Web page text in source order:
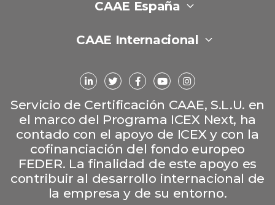
CAAE España
CAAE Internacional
Servicio de Certificación CAAE, S.L.U. en
el marco del Programa ICEX Next, ha
contado con el apoyo de ICEX y con la
cofinanciación del fondo europeo
FEDER. La finalidad de este apoyo es
contribuir al desarrollo internacional de
la empresa y de su entorno.